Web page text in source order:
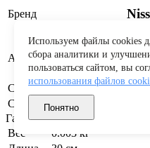
Бренд
Артикул производителя
Страна бренда
Страна производства
Габариты и вес
Вес
0.003 кг
Используем файлы cookies
сбора аналитики и
пользоваться сайтом, вы
использования файлов
Понятно